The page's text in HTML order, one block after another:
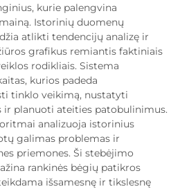
kurie palengvina
Istorinių duomenų
atlikti tendencijų analizę ir
grafikus remiantis faktiniais
rodikliais. Sistema
kurios padeda
tinklo veikimą, nustatyti
planuoti ateities patobulinimus.
analizuoja istorinius
galimas problemas ir
priemones. Ši stebėjimo
rankinės bėgių patikros
išsamesnę ir tikslesnę